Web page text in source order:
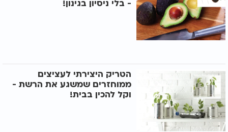
- בלי ניסיון בגינון!
הטריק היצירתי לעציצים
ממוחזרים שמשגע את הרשת -
וקל להכין בבית!